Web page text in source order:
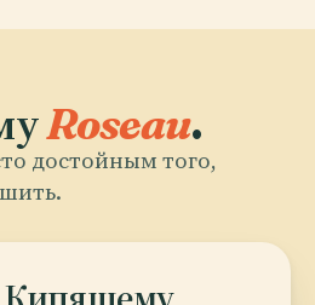
Roseau.
достойным того,